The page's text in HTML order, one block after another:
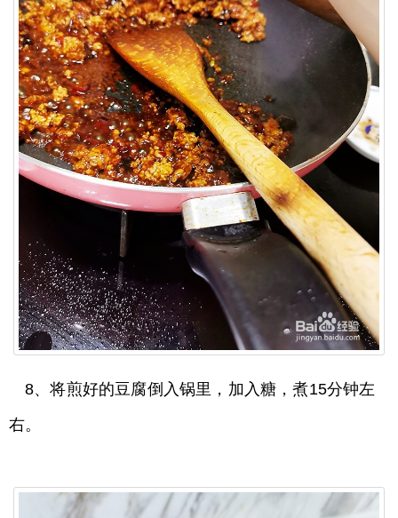
8、将煎好的豆腐倒入锅里，加入糖，煮15分钟左
右。